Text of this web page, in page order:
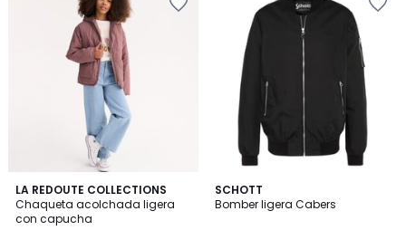
LA REDOUTE COLLECTIONS
Chaqueta acolchada ligera
con capucha
3,5
/ 5
3
Colores
SCHOTT
Bomber ligera Cabers